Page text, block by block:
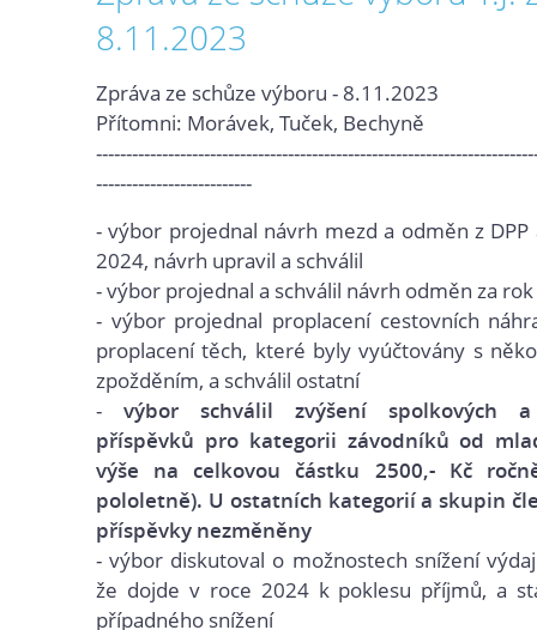
8.11.2023
Zpráva ze schůze výboru - 8.11.2023
Přítomni: Morávek, Tuček, Bechyně
--------------------------
- výbor projednal návrh mezd a odměn z DPP
2024, návrh upravil a schválil
- výbor projednal a schválil návrh odměn za
- výbor projednal proplacení cestovních
proplacení těch, které byly vyúčtovány s
zpožděním, a schválil ostatní
-
výbor schválil zvýšení spolkových
příspěvků pro kategorii závodníků od
výše na celkovou částku 2500,- Kč
pololetně). U ostatních kategorií a skupin
příspěvky nezměněny
- výbor diskutoval o možnostech snížení
že dojde v roce 2024 k poklesu příjmů, a
případného snížení